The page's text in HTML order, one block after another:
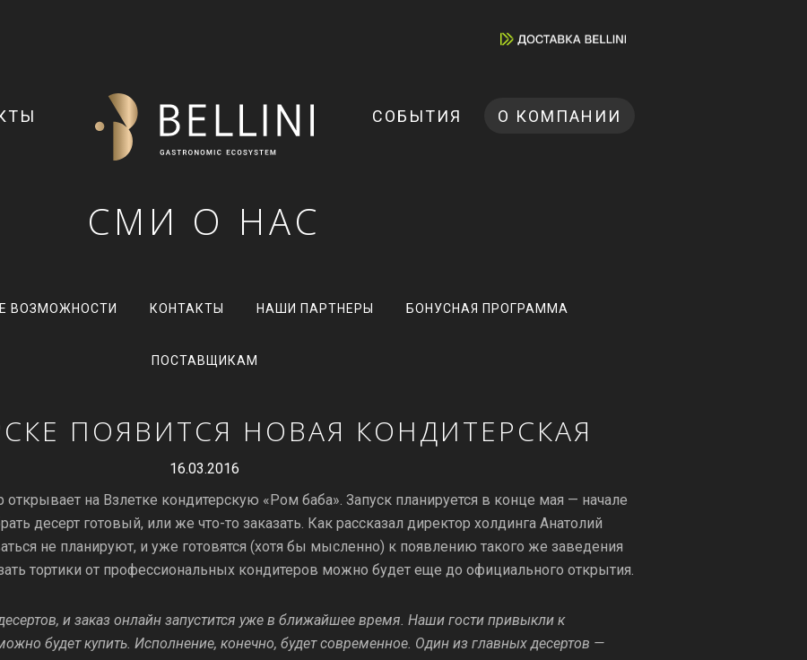
СОБЫТИЯ О КОМПАНИИ
СМИ О НАС
ВОЗМОЖНОСТИ КОНТАКТЫ НАШИ ПАРТНЕРЫ БОНУСНАЯ ПРОГРАММА
ПОСТАВЩИКАМ
ПОЯВИТСЯ НОВАЯ КОНДИТЕРСКАЯ
16.03.2016
открывает на Взлетке кондитерскую «Ром баба». Запуск планируется в конце мая — начале
десерт готовый, или же что-то заказать. Как рассказал директор холдинга Анатолий
не планируют, и уже готовятся (хотя бы мысленно) к появлению такого же заведения
тортики от профессиональных кондитеров можно будет еще до официального открытия.
и заказ онлайн запустится уже в ближайшее время. Наши гости привыкли к
будет купить. Исполнение, конечно, будет современное. Один из главных десертов —